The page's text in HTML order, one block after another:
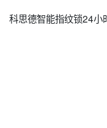
科思德智能指纹锁24